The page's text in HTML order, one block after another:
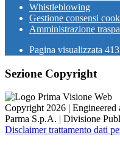
Whistleblowing
Gestione consensi
Amministrazione
Pagina visualizzata 413
Sezione Copyright
Copyright 2026 |
Parma S.p.A. | Divisione
Disclaimer trattamento dati